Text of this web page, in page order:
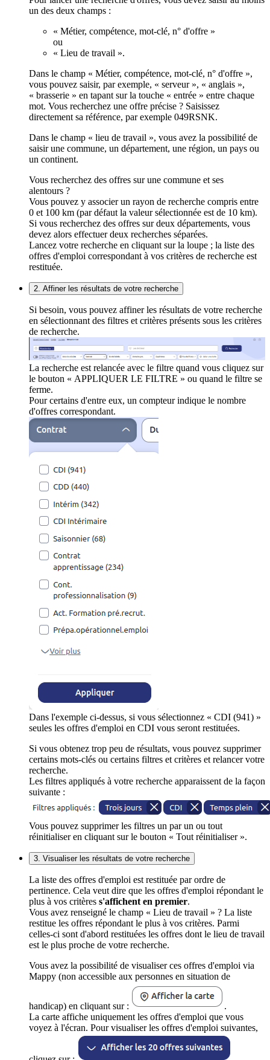
un des deux champs :
« Métier, compétence, mot-clé, n° d'offre »
ou
« Lieu de travail ».
Dans le champ « Métier, compétence, mot-clé, n° d'offre »,
vous pouvez saisir, par exemple, « serveur », « anglais »,
« brasserie » en tapant sur la touche « entrée » entre chaque
mot. Vous recherchez une offre précise ? Saisissez
directement sa référence, par exemple 049RSNK.
Dans le champ « lieu de travail », vous avez la possibilité de
saisir une commune, un département, une région, un pays ou
un continent.
Vous recherchez des offres sur une commune et ses
alentours ?
Vous pouvez y associer un rayon de recherche compris entre
0 et 100 km (par défaut la valeur sélectionnée est de 10 km).
Si vous recherchez des offres sur deux départements, vous
devez alors effectuer deux recherches séparées.
Lancez votre recherche en cliquant sur la loupe ; la liste des
offres d'emploi correspondant à vos critères de recherche est
restituée.
2. Affiner les résultats de votre recherche
Si besoin, vous pouvez affiner les résultats de votre recherche
en sélectionnant des filtres et critères présents sous les critères
de recherche.
La recherche est relancée avec le filtre quand vous cliquez sur
le bouton « APPLIQUER LE FILTRE » ou quand le filtre se
ferme.
Pour certains d'entre eux, un compteur indique le nombre
d'offres correspondant.
Dans l'exemple ci-dessus, si vous sélectionnez « CDI (941) »
seules les offres d'emploi en CDI vous seront restituées.
Si vous obtenez trop peu de résultats, vous pouvez supprimer
certains mots-clés ou certains filtres et critères et relancer votre
recherche.
Les filtres appliqués à votre recherche apparaissent de la façon
suivante :
Vous pouvez supprimer les filtres un par un ou tout
réinitialiser en cliquant sur le bouton « Tout réinitialiser ».
3. Visualiser les résultats de votre recherche
La liste des offres d'emploi est restituée par ordre de
pertinence. Cela veut dire que les offres d'emploi répondant le
plus à vos critères s'affichent en premier.
Vous avez renseigné le champ « Lieu de travail » ? La liste
restitue les offres répondant le plus à vos critères. Parmi
celles-ci sont d'abord restituées les offres dont le lieu de travail
est le plus proche de votre recherche.
Vous avez la possibilité de visualiser ces offres d'emploi via
Mappy (non accessible aux personnes en situation de
handicap) en cliquant sur :
.
La carte affiche uniquement les offres d'emploi que vous
voyez à l'écran. Pour visualiser les offres d'emploi suivantes,